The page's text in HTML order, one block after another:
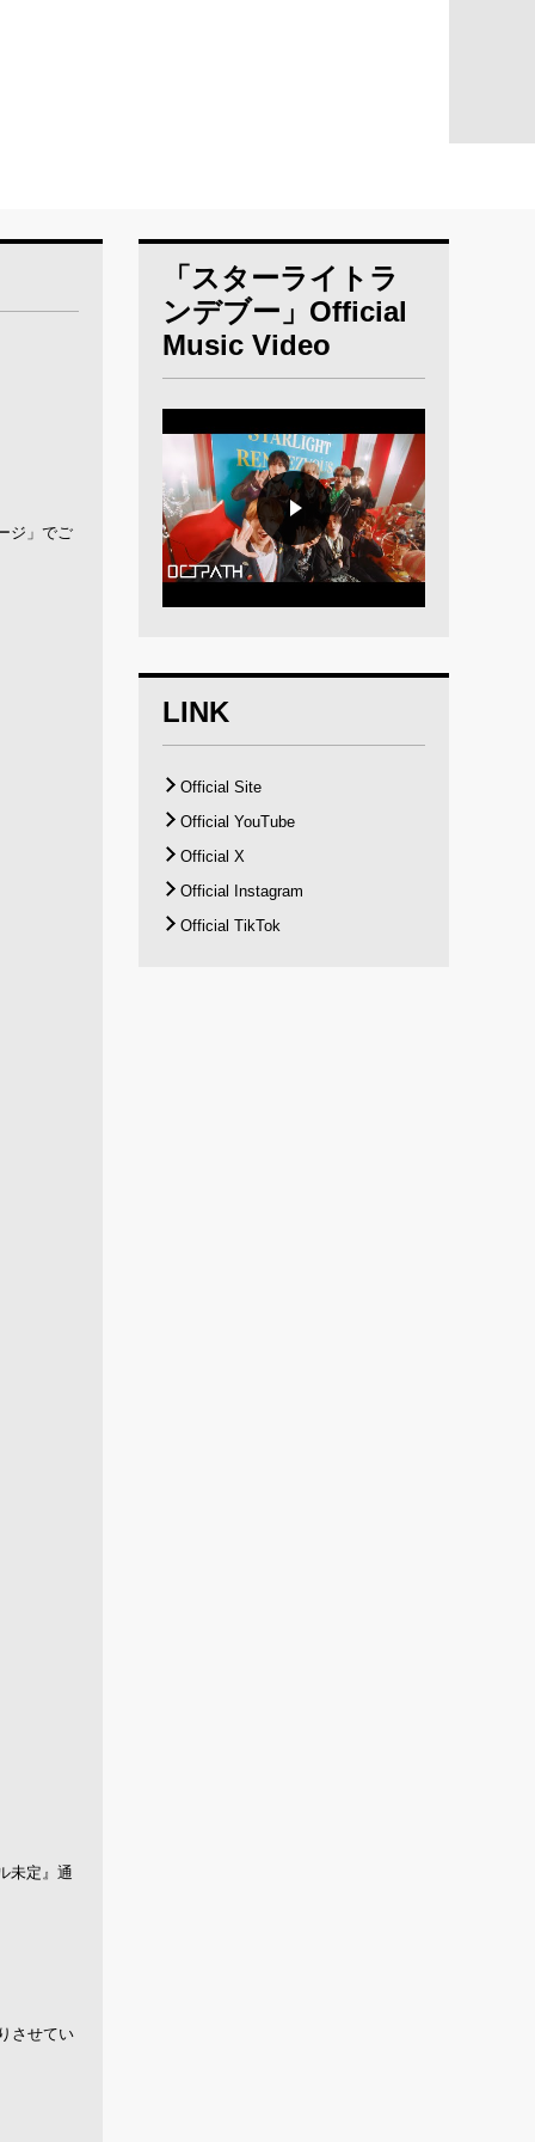
ジ」でご
未定』通
させてい
「スターライトラ
ンデブー」Official
Music Video
LINK
Official Site
Official YouTube
Official X
Official Instagram
Official TikTok